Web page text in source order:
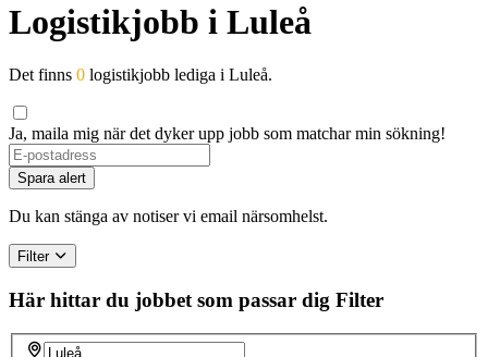
Logistikjobb i Luleå
Det finns 0 logistikjobb lediga i Luleå.
Ja, maila mig när det dyker upp jobb som matchar min sökning!
Spara alert
Du kan stänga av notiser vi email närsomhelst.
Filter
Här hittar du jobbet som passar dig Filter